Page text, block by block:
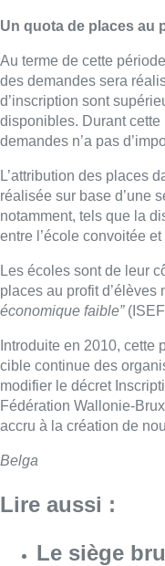
Un quota de places au
Au terme de cette
des demandes sera
d’inscription sont
disponibles. Durant
demandes n’a pas
L’attribution des places
réalisée sur base d’une
notamment, tels que la
entre l’école convoitée
Les écoles sont de leur
places au profit d’élèves
économique faible”
Introduite en 2010, cette
cible continue des
modifier le décret
Fédération Wallonie-
accru à la création de
Belga
Lire aussi :
Le siège